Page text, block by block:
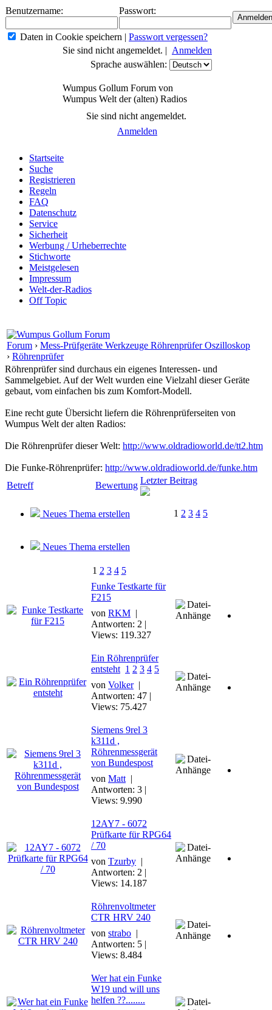
Benutzername: Passwort:
Daten in Cookie speichern | Passwort vergessen?
Sie sind nicht angemeldet. | Anmelden
Sprache auswählen:
Wumpus Gollum Forum von
Wumpus Welt der (alten) Radios
Sie sind nicht angemeldet.
Anmelden
Startseite
Suche
Registrieren
Regeln
FAQ
Datenschutz
Service
Sicherheit
Werbung / Urheberrechte
Stichworte
Meistgelesen
Impressum
Welt-der-Radios
Off Topic
Forum › Mess-Prüfgeräte Werkzeuge Röhrenprüfer Oszilloskop
› Röhrenprüfer
Röhrenprüfer sind durchaus ein eigenes Interessen- und
Sammelgebiet. Auf der Welt wurden eine Vielzahl dieser Geräte
gebaut, vom einfachen bis zum Komfort-Modell.
Eine recht gute Übersicht liefern die Röhrenprüferseiten von
Wumpus Welt der alten Radios:
Die Röhrenprüfer dieser Welt: http://www.oldradioworld.de/tt2.htm
Die Funke-Röhrenprüfer: http://www.oldradioworld.de/funke.htm
Betreff
Bewertung Letzter Beitrag
Neues Thema erstellen 1 2 3 4 5
Neues Thema erstellen
1 2 3 4 5
Funke Testkarte für
F215
von RKM |
Antworten: 2 |
Views: 119.327
Ein Röhrenprüfer
entsteht 1 2 3 4 5
von Volker |
Antworten: 47 |
Views: 75.427
Siemens 9rel 3
k311d ,
Röhrenmessgerät
von Bundespost
von Matt |
Antworten: 3 |
Views: 9.990
12AY7 - 6072
Prüfkarte für RPG64
/ 70
von Tzurby |
Antworten: 2 |
Views: 14.187
Röhrenvoltmeter
CTR HRV 240
von strabo |
Antworten: 5 |
Views: 8.484
Wer hat ein Funke
W19 und will uns
helfen ??........